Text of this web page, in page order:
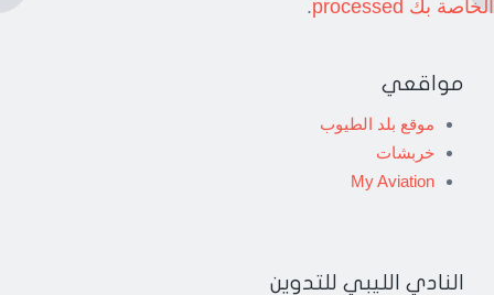
الخاصة بك processed
.
مواقعي
موقع بلد الطيوب
خربشات
My Aviation
النادي الليبي للتدوين